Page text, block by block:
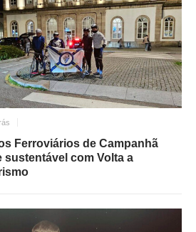
Ferroviários de Campanhã
com Volta a